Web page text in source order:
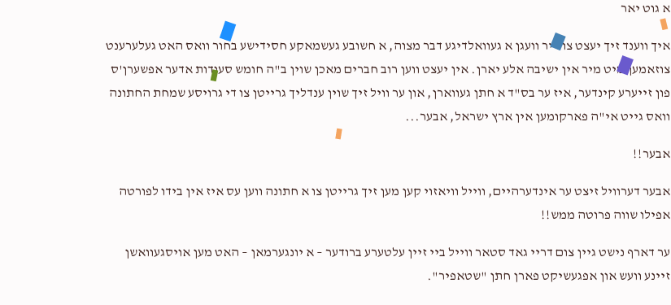
Phone Donationרפאל שמעון זילביגער
2 years ago
$36.00
Refuel Shimon Zilberger
Phone Donation
א גוט יאר
איך ווענד זיך יעצט צו דיר וועגן א געוואלדיגע דבר מצוה, א חשובע געשמאקע חסידישע בחור וואס האט געלערענט
צוזאמען מיט מיר אין ישיבה אלע יארן. אין יעצט ווען רוב חברים מאכן שוין ב"ה חומש סעודות אדער אפשערן'ס
פון זייערע קינדער, איז ער בס"ד א חתן געווארן, און ער וויל זיך שוין ענדליך גרייטן צו די גרויסע שמחת החתונה
וואס גייט אי"ה פארקומען אין ארץ ישראל, אבער...
אבער!!
אבער דערוויל זיצט ער אינדערהיים, ווייל וויאזוי קען מען זיך גרייטן צו א חתונה ווען עס איז אין בידו לפורטה
אפילו שווה פרוטה ממש!!
ער דארף נישט גיין צום דריי גאד סטאר ווייל ביי זיין עלטערע ברודער – א יונגערמאן – האט מען אויסגעוואשן
זיינע וועש און אפגעשיקט פארן חתן "שטאפיר".